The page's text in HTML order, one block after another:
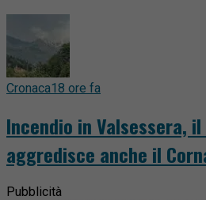
Cronaca18 ore fa
Incendio in Valsessera,
aggredisce anche il
Pubblicità